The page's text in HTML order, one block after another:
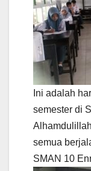
Ini adalah
semester di
semua
SMAN 10